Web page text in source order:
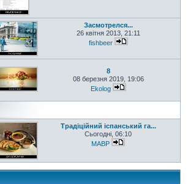
Засмотрелся...
26 квітня 2013, 21:11
fishbeer
8
08 березня 2019, 19:06
Ekolog
Традіційний іспанський га...
Сьогодні, 06:10
MABP